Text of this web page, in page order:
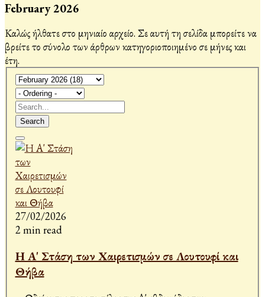
February 2026
Καλώς ήλθατε στο μηνιαίο αρχείο. Σε αυτή τη σελίδα μπορείτε να
βρείτε το σύνολο των άρθρων κατηγοριοποιημένο σε μήνες και
έτη.
Search
27/02/2026
2 min read
Η Α' Στάση των Χαιρετισμών σε Λουτουφί και
Θήβα